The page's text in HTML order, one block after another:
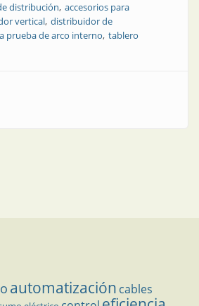
distribución accesorios para
vertical distribuidor de
a prueba de arco interno tablero
eléctrico industrial
automatización cables